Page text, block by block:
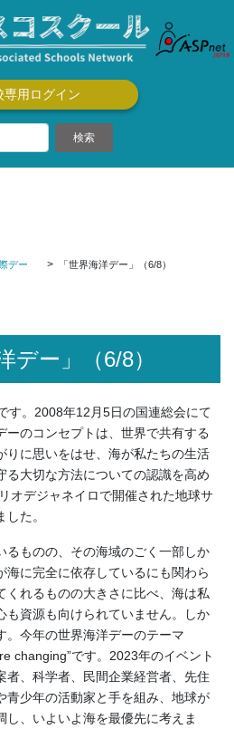
専用ログイン
デー 「世界海洋デー」（6/8）
洋デー」（6/8）
す。2008年12月5日の国連総会にて
ーのコンセプトは、世界で共有する
りに思いをはせ、海が私たちの生活
る大切な方法についての認識を高め
オデジャネイロで開催された地球サ
た。
るものの、その海域のごく一部しか
海に完全に依存しているにも関わら
くれるものの大きさに比べ、海は私
も資源も向けられていません。しか
。今年の世界海洋デーのテーマ
changing”です。2023年のイベント
者、科学者、民間企業経営者、先住
青少年の活動家と手を組み、地球が
し、いよいよ海を最優先に考えま